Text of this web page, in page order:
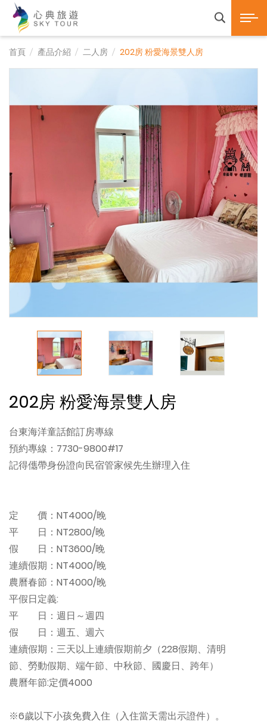
心典旅遊SKY TOUR |產品諮詢
展開
首頁 產品介紹 二人房 202房 粉愛海景雙人房
202房 粉愛海景雙人房
台東海洋童話館訂房專線
預約專線：7730-9800#17
記得儶帶身份證向民宿管家候先生辦理入住
定 價：NT4000/晚
平 日：NT2800/晚
假 日：NT3600/晚
連續假期：NT4000/晚
農曆春節：NT4000/晚
平假日定義:
平 日：週日～週四
假 日：週五、週六
連續假期：三天以上連續假期前夕（228假期、清明
節、勞動假期、端午節、中秋節、國慶日、跨年）
農曆年節:定價4000
※6歲以下小孩免費入住（入住當天需出示證件）。